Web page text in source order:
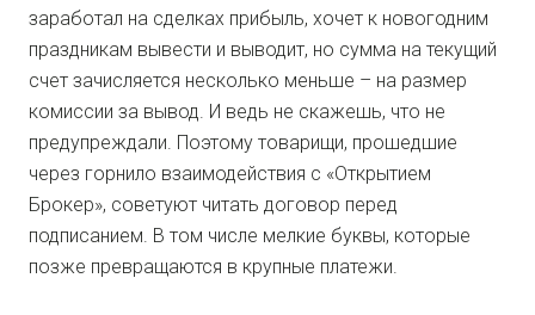
заработал на сделках прибыль, хочет к новогодним
праздникам вывести и выводит, но сумма на текущий
счет зачисляется несколько меньше – на размер
комиссии за вывод. И ведь не скажешь, что не
предупреждали. Поэтому товарищи, прошедшие
через горнило взаимодействия с «Открытием
Брокер», советуют читать договор перед
подписанием. В том числе мелкие буквы, которые
позже превращаются в крупные платежи.